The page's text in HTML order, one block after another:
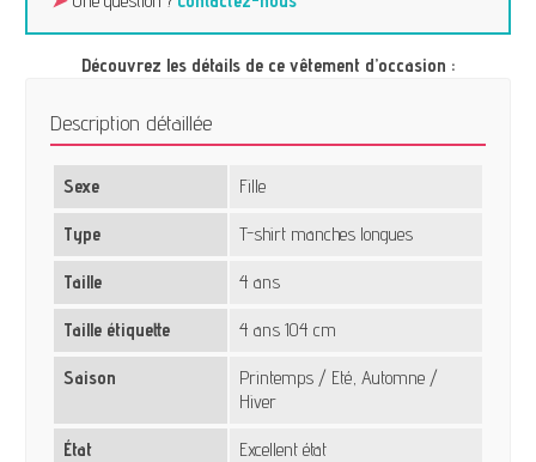
Découvrez les détails de ce vêtement d’occasion :
Description détaillée
Sexe Fille
Type T-shirt manches longues
Taille 4 ans
Taille étiquette 4 ans 104 cm
Saison
Printemps / Eté, Automne /
Hiver
État Excellent état